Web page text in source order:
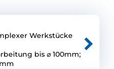
Werkstücke
bis ⌀ 100mm;